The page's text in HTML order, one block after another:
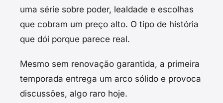
uma série sobre poder, lealdade e escolhas
que cobram um preço alto. O tipo de história
que dói porque parece real.
Mesmo sem renovação garantida, a primeira
temporada entrega um arco sólido e provoca
discussões, algo raro hoje.